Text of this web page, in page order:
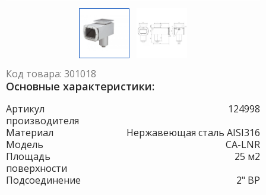
Код товара: 301018
Основные характеристики:
Артикул
производителя
124998
Материал
Нержавеющая сталь AISI316
Модель
CA-LNR
Площадь
поверхности
25 м2
Подсоединение
2" ВР